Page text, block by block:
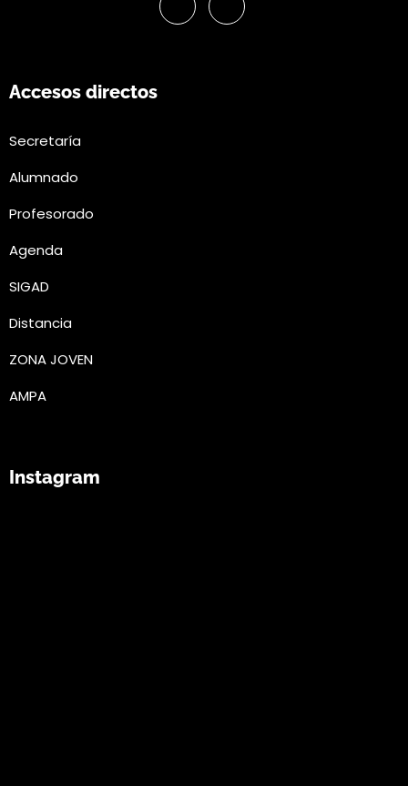
Accesos directos
Secretaría
Alumnado
Profesorado
Agenda
SIGAD
Distancia
ZONA JOVEN
AMPA
Instagram